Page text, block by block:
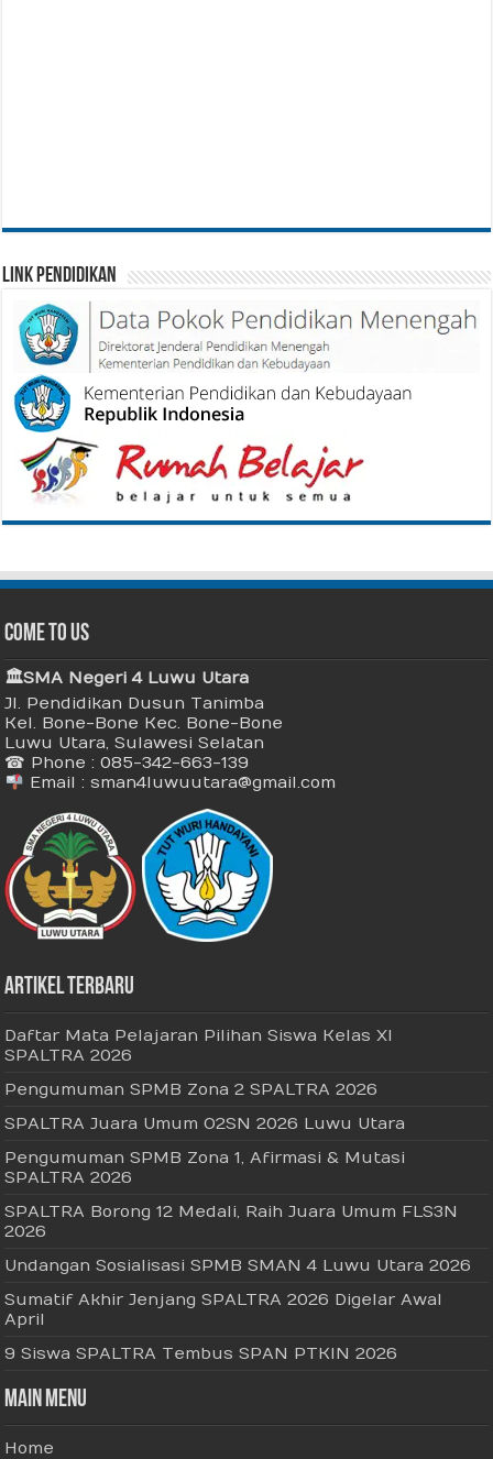
Link Pendidikan
Come To Us
🏛 SMA Negeri 4 Luwu Utara
Jl. Pendidikan Dusun Tanimba
Kel. Bone-Bone Kec. Bone-Bone
Luwu Utara, Sulawesi Selatan
☎ Phone : 085-342-663-139
Email : sman4luwuutara@gmail.com
Artikel Terbaru
Daftar Mata Pelajaran Pilihan Siswa Kelas XI
SPALTRA 2026
Pengumuman SPMB Zona 2 SPALTRA 2026
SPALTRA Juara Umum O2SN 2026 Luwu Utara
Pengumuman SPMB Zona 1, Afirmasi & Mutasi
SPALTRA 2026
SPALTRA Borong 12 Medali, Raih Juara Umum FLS3N
2026
Undangan Sosialisasi SPMB SMAN 4 Luwu Utara 2026
Sumatif Akhir Jenjang SPALTRA 2026 Digelar Awal
April
9 Siswa SPALTRA Tembus SPAN PTKIN 2026
Main Menu
Home